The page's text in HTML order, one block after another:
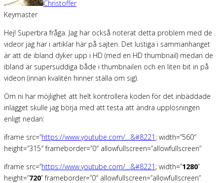
Christoffer
Keymaster
Hej! Superbra fråga. Jag har också noterat detta problem med de
videor jag har i artiklar här på sajten. Det lustiga i sammanhanget
är att de ibland dyker upp i HD (med en HD thumbnail) medan de
ibland är supersuddiga både i thumbnailen och en liten bit in på
videon (innan kvalitén hinner ställa om sig).
Om ni har möjlighet att helt kontrollera koden för det inbäddade
inlägget skulle jag börja med att testa att ändra upplösningen
enligt nedan:
iframe src=”https://www.youtube.com/…&#8221 ; width=”560″
height=”315″ frameborder=”0″ allowfullscreen=”allowfullscreen”
iframe src=”https://www.youtube.com/…&#8221 ; width=”1280”
height=”720” frameborder=”0″ allowfullscreen=”allowfullscreen”